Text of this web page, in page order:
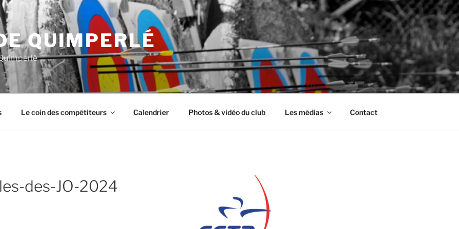
QUIMPERLÉ
Le coin des compétiteurs Calendrier Photos & vidéo du club Les médias Contact
des-JO-2024